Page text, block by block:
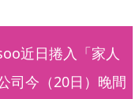
近日捲入「家人
司今（20日）晚間